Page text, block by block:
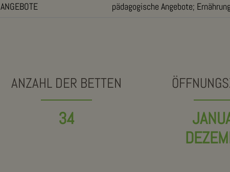
ANGEBOTE
pädagogische Angebote;
ANZAHL DER BETTEN
34